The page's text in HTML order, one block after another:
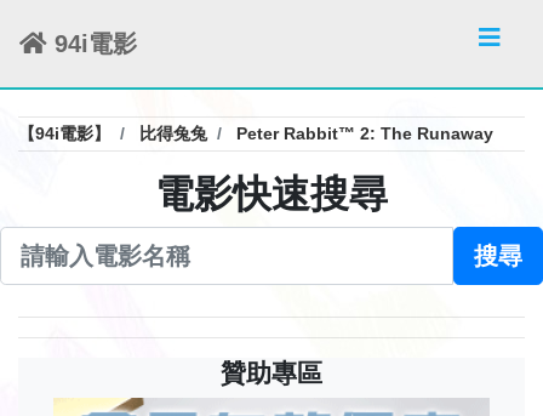
94i電影
【94i電影】 比得兔兔 Peter Rabbit™ 2: The Runaway
電影快速搜尋
搜尋
贊助專區